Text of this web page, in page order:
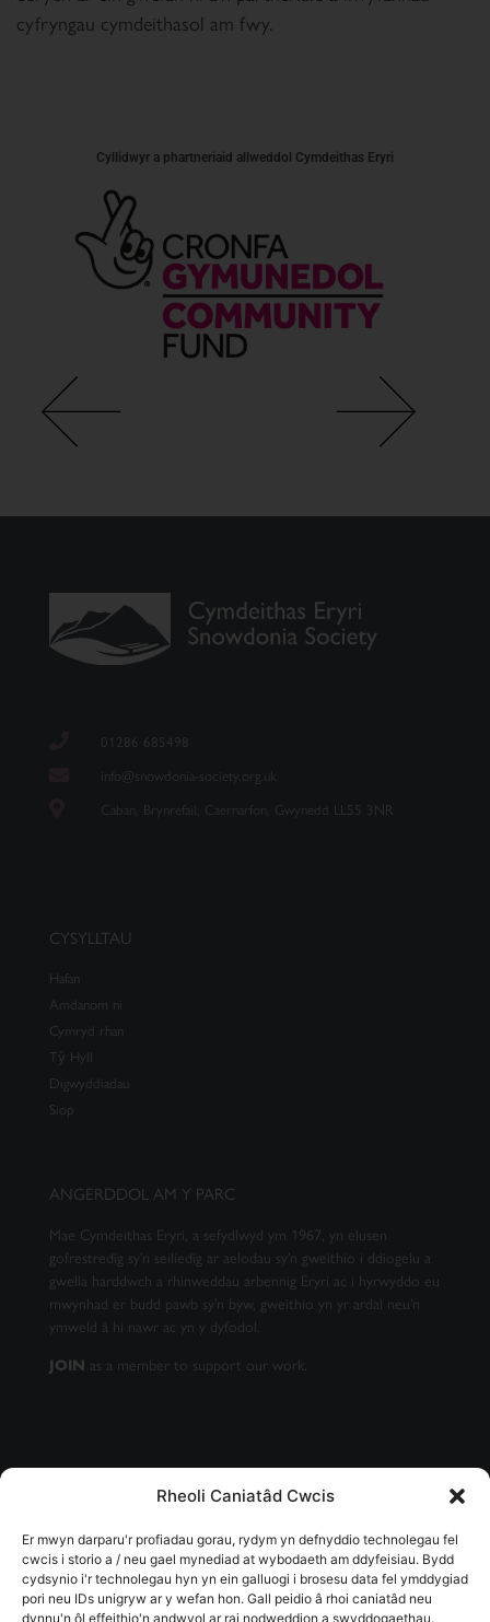
Rheoli Caniatâd Cwcis
Er mwyn darparu'r profiadau gorau, rydym yn defnyddio technolegau fel
cwcis i storio a / neu gael mynediad at wybodaeth am ddyfeisiau. Bydd
cydsynio i'r technolegau hyn yn ein galluogi i brosesu data fel ymddygiad
pori neu IDs unigryw ar y wefan hon. Gall peidio â rhoi caniatâd neu
dynnu'n ôl effeithio'n andwyol ar rai nodweddion a swyddogaethau.
cyfryngau cymdeithasol am fwy.
Cyllidwyr a phartneriaid allweddol Cymdeithas Eryri
01286 685498
info@snowdonia-society.org.uk
Caban, Brynrefail, Caernarfon, Gwynedd LL55 3NR
CYSYLLTAU
Hafan
Amdanom ni
Cymryd rhan
Tŷ Hyll
Digwyddiadau
Siop
ANGERDDOL AM Y PARC
Mae Cymdeithas Eryri, a sefydlwyd ym 1967, yn elusen
gofrestredig sy’n seiliedig ar aelodau sy’n gweithio i ddiogelu a
gwella harddwch a rhinweddau arbennig Eryri ac i hyrwyddo eu
mwynhad er budd pawb sy’n byw, gweithio yn yr ardal neu’n
ymweld â hi nawr ac yn y dyfodol.
JOIN as a member to support our work.
CAEL EIN CYLCHLYTHYR